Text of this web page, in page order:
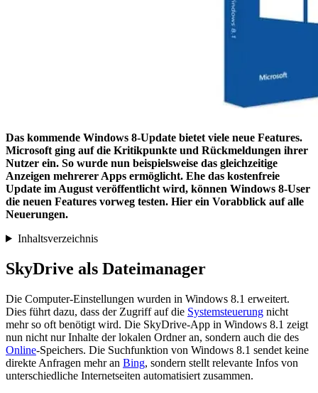
Das kommende Windows 8-Update bietet viele neue Features.
Microsoft ging auf die Kritikpunkte und Rückmeldungen ihrer
Nutzer ein. So wurde nun beispielsweise das gleichzeitige
Anzeigen mehrerer Apps ermöglicht. Ehe das kostenfreie
Update im August veröffentlicht wird, können Windows 8-User
die neuen Features vorweg testen. Hier ein Vorabblick auf alle
Neuerungen.
Inhaltsverzeichnis
SkyDrive als Dateimanager
Die Computer-Einstellungen wurden in Windows 8.1 erweitert.
Dies führt dazu, dass der Zugriff auf die Systemsteuerung nicht
mehr so oft benötigt wird. Die SkyDrive-App in Windows 8.1 zeigt
nun nicht nur Inhalte der lokalen Ordner an, sondern auch die des
Online-Speichers. Die Suchfunktion von Windows 8.1 sendet keine
direkte Anfragen mehr an Bing, sondern stellt relevante Infos von
unterschiedliche Internetseiten automatisiert zusammen.